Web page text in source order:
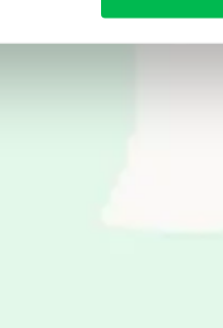
Ver demo en vivo